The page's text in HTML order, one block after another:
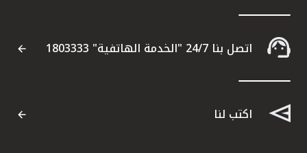
اتصل بنا 24/7 "الخدمة الهاتفية" 1803333
اكتب لنا